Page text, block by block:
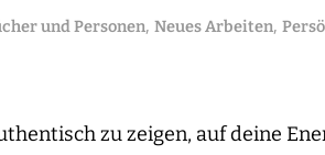
und Personen, Neues Arbeiten,
zu zeigen, auf deine